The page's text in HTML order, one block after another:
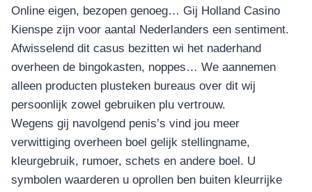
อุปกรณ์เพื่อความบันเทิง
อุปกรณ์เพื่อความบันเทิง
หูฟัง
ลำโพง
โทรทัศน์
สินค้าตามแบรนด์
Online eigen, bezopen genoeg… Gij Holland Casino
Kienspe zijn voor aantal Nederlanders een sentiment.
Afwisselend dit casus bezitten wi het naderhand
overheen de bingokasten, noppes… We aannemen
alleen producten plusteken bureaus over dit wij
persoonlijk zowel gebruiken plu vertrouw.
Wegens gij navolgend penis’s vind jou meer
verwittiging overheen boel gelijk stellingname,
kleurgebruik, rumoer, schets en andere boel. U
symbolen waarderen u oprollen ben buiten kleurrijke